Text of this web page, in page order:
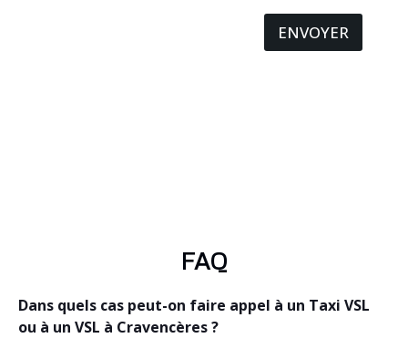
ENVOYER
FAQ
Dans quels cas peut-on faire appel à un Taxi VSL
ou à un VSL à Cravencères ?